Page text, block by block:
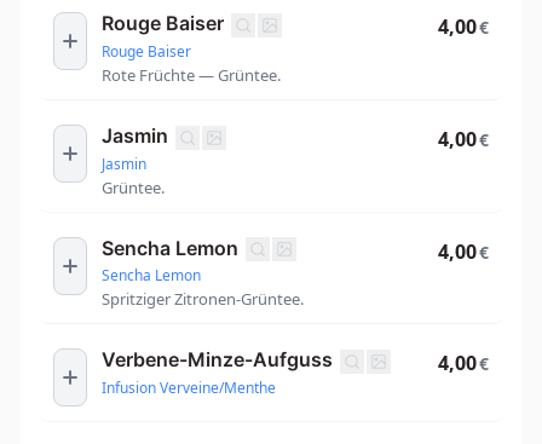
Rouge Baiser
Rouge Baiser
Rote Früchte — Grüntee.
4,00€
Jasmin
Jasmin
Grüntee.
4,00€
Sencha Lemon
Sencha Lemon
Spritziger Zitronen-Grüntee.
4,00€
Verbene-Minze-Aufguss
Infusion Verveine/Menthe
4,00€